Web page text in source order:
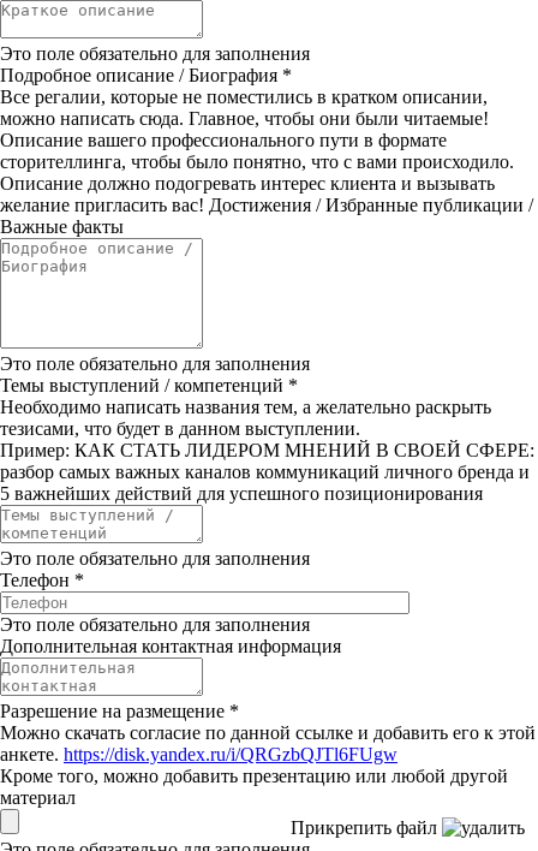
Это поле обязательно для заполнения
Подробное описание / Биография *
Все регалии, которые не поместились в кратком описании,
можно написать сюда. Главное, чтобы они были читаемые!
Описание вашего профессионального пути в формате
сторителлинга, чтобы было понятно, что с вами происходило.
Описание должно подогревать интерес клиента и вызывать
желание пригласить вас! Достижения / Избранные публикации /
Важные факты
Это поле обязательно для заполнения
Темы выступлений / компетенций *
Необходимо написать названия тем, а желательно раскрыть
тезисами, что будет в данном выступлении.
Пример: КАК СТАТЬ ЛИДЕРОМ МНЕНИЙ В СВОЕЙ СФЕРЕ:
разбор самых важных каналов коммуникаций личного бренда и
5 важнейших действий для успешного позиционирования
Это поле обязательно для заполнения
Телефон *
Это поле обязательно для заполнения
Дополнительная контактная информация
Разрешение на размещение *
Можно скачать согласие по данной ссылке и добавить его к этой
анкете. https://disk.yandex.ru/i/QRGzbQJTl6FUgw
Кроме того, можно добавить презентацию или любой другой
материал
Прикрепить файл